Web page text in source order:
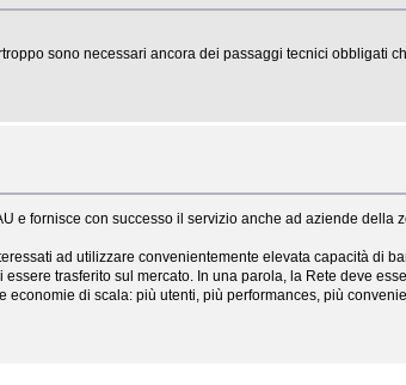
sono necessari ancora dei passaggi tecnici obbligati
e fornisce con successo il servizio anche ad aziende della
ad utilizzare convenientemente elevata capacità di
trasferito sul mercato. In una parola, la Rete deve
di scala: più utenti, più performances, più